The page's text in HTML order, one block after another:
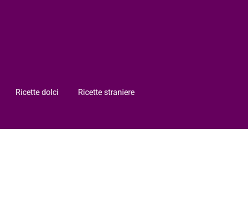
Ricette dolci Ricette straniere